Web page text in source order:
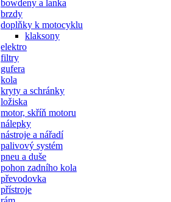
bowdeny a lanka
brzdy
doplňky k motocyklu
klaksony
elektro
filtry
gufera
kola
kryty a schránky
ložiska
motor, skříň motoru
nálepky
nástroje a nářadí
palivový systém
pneu a duše
pohon zadního kola
převodovka
přístroje